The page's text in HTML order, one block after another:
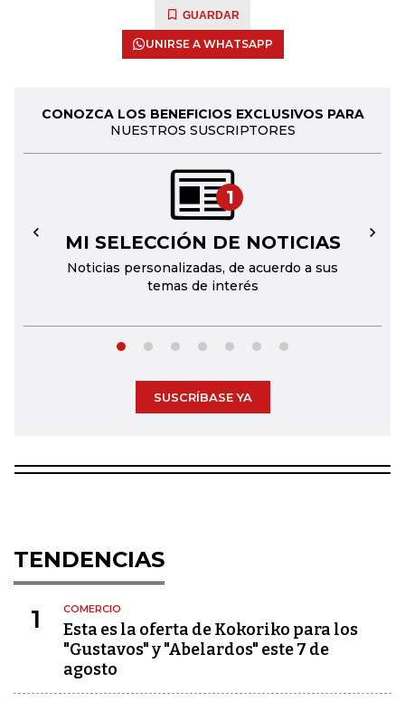
GUARDAR
UNIRSE A WHATSAPP
CONOZCA LOS BENEFICIOS EXCLUSIVOS PARA
NUESTROS SUSCRIPTORES
1
MI SELECCIÓN DE NOTICIAS
Noticias personalizadas, de acuerdo a sus
temas de interés
← →
SUSCRÍBASE YA
TENDENCIAS
1 COMERCIO
Esta es la oferta de Kokoriko para los
"Gustavos" y "Abelardos" este 7 de
agosto